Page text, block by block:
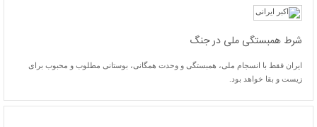
شرط همبستگی ملی در جنگ
ایران فقط با انسجام ملی، همبستگی و وحدت همگانی، بوستانی مطلوب و محبوب برای
زیست و بقا خواهد بود.